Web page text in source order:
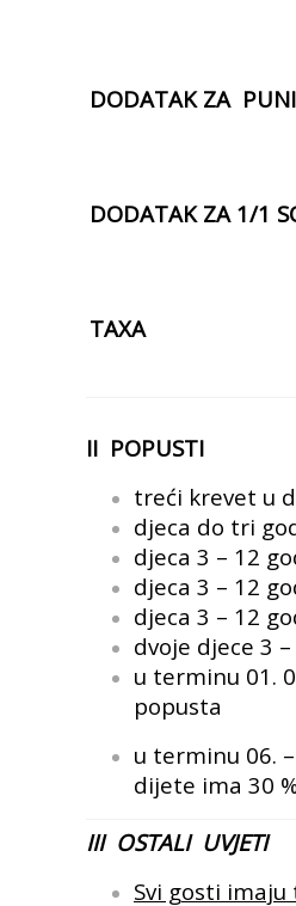
DODATAK ZA
DODATAK ZA 1/1
TAXA
II POPUSTI
treći krevet u
djeca do tri
djeca 3 – 12
djeca 3 – 12
djeca 3 – 12
dvoje djece 3
u terminu 01.
popusta
u terminu 06.
dijete ima 30
III OSTALI UVJETI
Svi gosti